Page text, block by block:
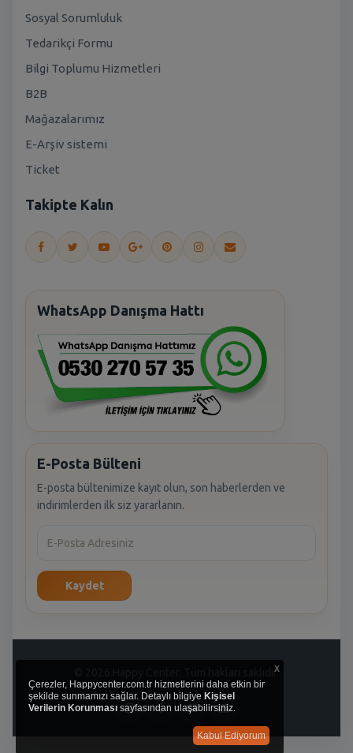
Sosyal Sorumluluk
Tedarikçi Formu
Bilgi Toplumu Hizmetleri
B2B
Mağazalarımız
E-Arşiv sistemi
Ticket
Takipte Kalın
WhatsApp Danışma Hattı
E-Posta Bülteni
E-posta bültenimize kayıt olun, son haberlerden ve
indirimlerden ilk siz yararlanın.
Kaydet
© 2026 Happy Center. Tüm hakları saklıdır.
x
Çerezler, Happycenter.com.tr hizmetlerini daha etkin bir
şekilde sunmamızı sağlar. Detaylı bilgiye Kişisel
Verilerin Korunması sayfasından ulaşabilirsiniz.
Kabul Ediyorum